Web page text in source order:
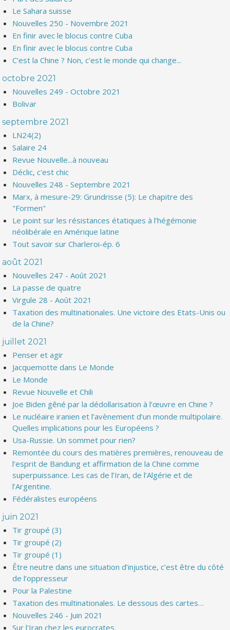
Le Sahara suisse
Nouvelles 250 - Novembre 2021
En finir avec le blocus contre Cuba
En finir avec le blocus contre Cuba
C’est la Chine ? Non, c’est le monde qui change...
octobre 2021
Nouvelles 249 - Octobre 2021
Bolivar
septembre 2021
LN24(2)
Salaire 24
Revue Nouvelle...à nouveau
Déclic, c'est chic
Nouvelles 248 - Septembre 2021
Marx, à mesure-29: Grundrisse (5): Le chapitre des
"Formen"
Le point sur les résistances étatiques à l’hégémonie
néolibérale en Amérique latine
Tout savoir sur Charleroi-ép. 6
août 2021
Nouvelles 247 - Août 2021
La passe de quatre
Virgule 28 - Août 2021
Taxation des multinationales. Une victoire des Etats-Unis ou
de la Chine?
juillet 2021
Penser et agir
Jacquemotte dans Le Monde
Le Monde
Revue Nouvelle et Chili
Joe Biden gêné par la dédollarisation à l’œuvre en Chine ?
Le nucléaire iranien et l’avènement d’un monde multipolaire.
Quelles implications pour les Européens ?
Usa-Russie. Un sommet pour rien?
Remontée du cours des matières premières, renouveau de
l’esprit de Bandung et affirmation de la Chine comme
superpuissance. Les cas de l’Iran, de l’Algérie et de
l’Argentine.
Fédéralistes européens
juin 2021
Tir groupé (3)
Tir groupé (2)
Tir groupé (1)
Être neutre dans une situation d’injustice, c’est être du côté
de l’oppresseur
Pour la Palestine
Taxation des multinationales. Le dessous des cartes…
Nouvelles 246 - Juin 2021
Sur l'Iran chez les eurocrates